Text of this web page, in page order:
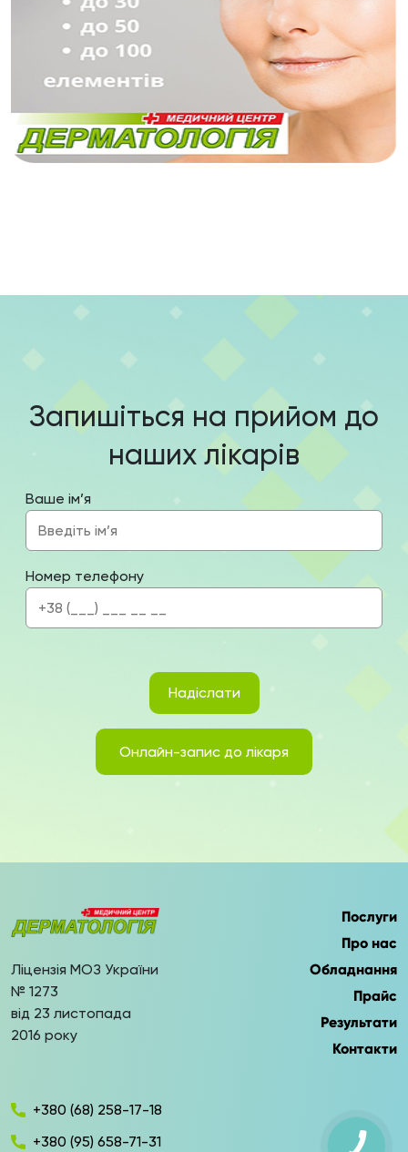
Запишіться на прийом до
наших лікарів
Ваше ім’я
Номер телефону
Надіслати
Онлайн-запис до лікаря
Ліцензія МОЗ України
№ 1273
від 23 листопада
2016 року
Послуги
Про нас
Обладнання
Прайс
Результати
Контакти
+380 (68) 258-17-18
+380 (95) 658-71-31